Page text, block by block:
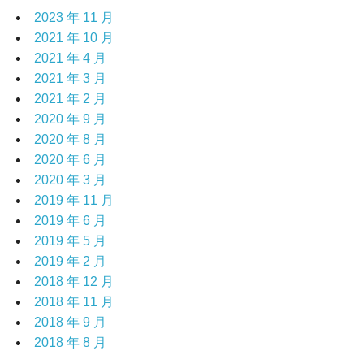
2023 年 11 月
2021 年 10 月
2021 年 4 月
2021 年 3 月
2021 年 2 月
2020 年 9 月
2020 年 8 月
2020 年 6 月
2020 年 3 月
2019 年 11 月
2019 年 6 月
2019 年 5 月
2019 年 2 月
2018 年 12 月
2018 年 11 月
2018 年 9 月
2018 年 8 月